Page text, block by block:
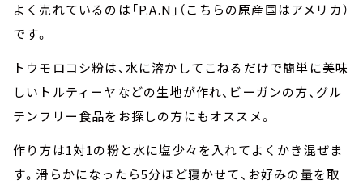
よく売れているのは「P.A.N」（こちらの原産国はアメリカ）
です。
トウモロコシ粉は、水に溶かしてこねるだけで簡単に美味
しいトルティーヤなどの生地が作れ、ビーガンの方、グル
テンフリー食品をお探しの方にもオススメ。
作り方は1対1の粉と水に塩少々を入れてよくかき混ぜま
す。滑らかになったら5分ほど寝かせて、お好みの量を取